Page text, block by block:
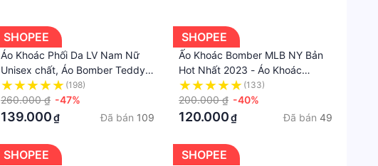
SHOPEE
Áo Khoác Phối Da LV Nam Nữ
Unisex chất, Áo Bomber Teddy
Lv Siêu Cấp Dáng Rộng hot
trend MÙA ĐÔNG 2024
(198)
260.000 ₫ -47%
139.000₫ Đã bán 109
SHOPEE
Ấo Khoác Bomber MLB NY Bản
Hot Nhất 2023 - Áo Khoác
Bomber MLB Thêu NY Tay Phối
Da Cực Chất Phong Cách hàn
Quốc
(133)
200.000 ₫ -40%
120.000₫ Đã bán 49
SHOPEE SHOPEE